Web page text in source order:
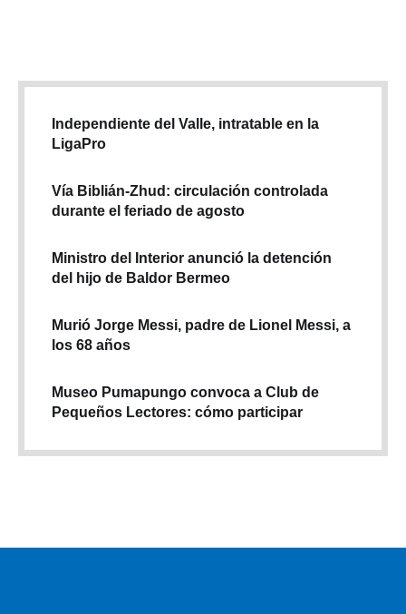
Independiente del Valle, intratable en la
LigaPro
Vía Biblián-Zhud: circulación controlada
durante el feriado de agosto
Ministro del Interior anunció la detención
del hijo de Baldor Bermeo
Murió Jorge Messi, padre de Lionel Messi, a
los 68 años
Museo Pumapungo convoca a Club de
Pequeños Lectores: cómo participar